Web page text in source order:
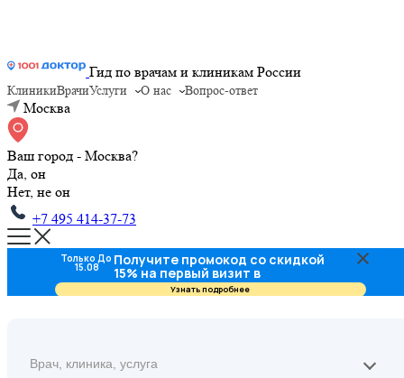
Гид по врачам и клиникам России
КлиникиВрачиУслуги О нас Вопрос-ответ
Москва
Ваш город - Москва?
Да, он
Нет, не он
+7 495 414-37-73
Только До
15.08 Получите промокод со скидкой
15% на первый визит в
стоматологию
Узнать подробнее